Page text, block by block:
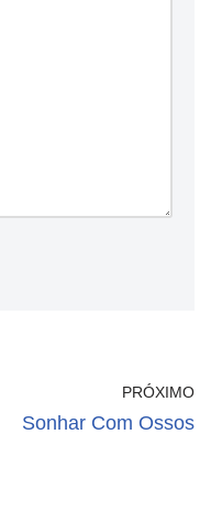
PRÓXIMO
Sonhar Com Ossos